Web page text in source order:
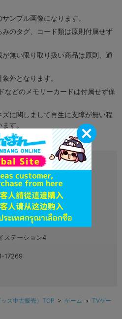
ンプル画像になります。
のタグ、コード類は原則付属せず
無い限り取り扱い商品は原則、通
外となります。
などのメモリーカードは付属せず保
に関しまして再生に支障が無い程
す。
07月06日
ステーション4
17269
ズ中古販売）TOP > ゲーム > TVゲー